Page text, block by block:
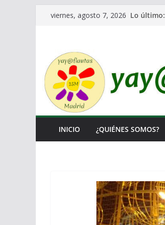
Saltarviernes, agosto 7, 2026 Lo último:
INICIO ¿QUIÉNES SOMOS?